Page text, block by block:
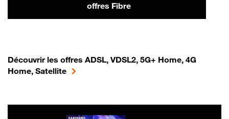
offres Fibre
Découvrir les offres ADSL, VDSL2, 5G+ Home, 4G
Home, Satellite